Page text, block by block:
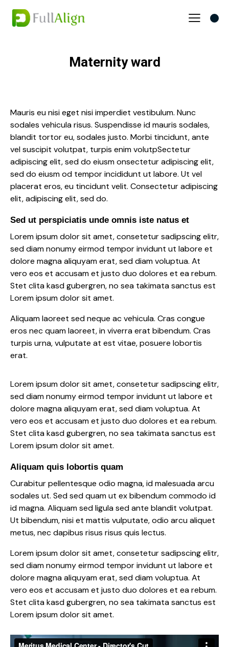
Maternity ward
Mauris eu nisi eget nisi imperdiet vestibulum. Nunc
sodales vehicula risus. Suspendisse id mauris sodales,
blandit tortor eu, sodales justo. Morbi tincidunt, ante
vel suscipit volutpat, turpis enim volutpSectetur
adipiscing elit, sed do eiusm onsectetur adipiscing elit,
sed do eiusm od tempor incididunt ut labore. Ut vel
placerat eros, eu tincidunt velit. Consectetur adipiscing
elit, adipiscing elit, sed do.
Sed ut perspiciatis unde omnis iste natus et
Lorem ipsum dolor sit amet, consetetur sadipscing elitr,
sed diam nonumy eirmod tempor invidunt ut labore et
dolore magna aliquyam erat, sed diam voluptua. At
vero eos et accusam et justo duo dolores et ea rebum.
Stet clita kasd gubergren, no sea takimata sanctus est
Lorem ipsum dolor sit amet.
Aliquam laoreet sed neque ac vehicula. Cras congue
eros nec quam laoreet, in viverra erat bibendum. Cras
turpis urna, vulputate at est vitae, posuere lobortis
erat.
Lorem ipsum dolor sit amet, consetetur sadipscing elitr,
sed diam nonumy eirmod tempor invidunt ut labore et
dolore magna aliquyam erat, sed diam voluptua. At
vero eos et accusam et justo duo dolores et ea rebum.
Stet clita kasd gubergren, no sea takimata sanctus est
Lorem ipsum dolor sit amet.
Aliquam quis lobortis quam
Curabitur pellentesque odio magna, id malesuada arcu
sodales ut. Sed sed quam ut ex bibendum commodo id
id magna. Aliquam sed ligula sed ante blandit volutpat.
Ut bibendum, nisi et mattis vulputate, odio arcu aliquet
metus, nec dapibus risus risus quis lectus.
Lorem ipsum dolor sit amet, consetetur sadipscing elitr,
sed diam nonumy eirmod tempor invidunt ut labore et
dolore magna aliquyam erat, sed diam voluptua. At
vero eos et accusam et justo duo dolores et ea rebum.
Stet clita kasd gubergren, no sea takimata sanctus est
Lorem ipsum dolor sit amet.